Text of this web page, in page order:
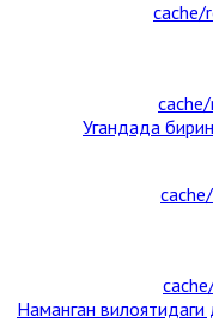
Угандада
Наманган